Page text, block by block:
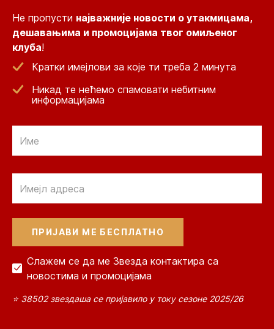
Не пропусти најважније новости о утакмицама,
дешавањима и промоцијама твог омиљеног
клуба!
Кратки имејлови за које ти треба 2 минута
Никад те нећемо спамовати небитним
информацијама
Слажем се да ме Звезда контактира са
новостима и промоцијама
⭐ 38502 звездаша се пријавило у току сезоне 2025/26